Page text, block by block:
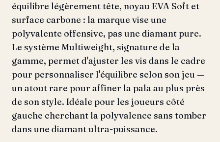
équilibre légèrement tête, noyau EVA Soft et
surface carbone : la marque vise une
polyvalente offensive, pas une diamant pure.
Le système Multiweight, signature de la
gamme, permet d'ajuster les vis dans le cadre
pour personnaliser l'équilibre selon son jeu —
un atout rare pour affiner la pala au plus près
de son style. Idéale pour les joueurs côté
gauche cherchant la polyvalence sans tomber
dans une diamant ultra-puissance.